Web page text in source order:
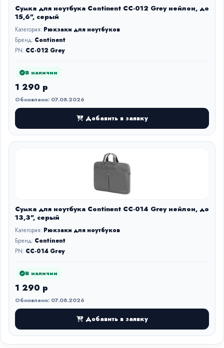
Сумка для ноутбука Continent CC-012 Grey нейлон, до
15,6", серый
Категория: Рюкзаки для ноутбуков
Бренд: Continent
PN: CC-012 Grey
В наличии
1 290 р
Обновлено: 07.08.2026
Добавить в заявку
Сумка для ноутбука Continent CC-014 Grey нейлон, до
13,3", серый
Категория: Рюкзаки для ноутбуков
Бренд: Continent
PN: CC-014 Grey
В наличии
1 290 р
Обновлено: 07.08.2026
Добавить в заявку